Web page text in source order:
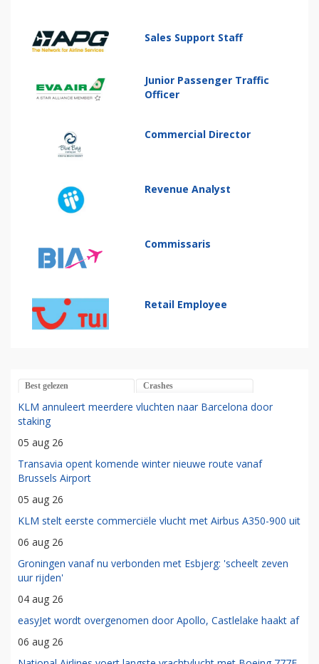
Sales Support Staff
Junior Passenger Traffic
Officer
Commercial Director
Revenue Analyst
Commissaris
Retail Employee
Best gelezen Crashes
KLM annuleert meerdere vluchten naar Barcelona door
staking
05 aug 26
Transavia opent komende winter nieuwe route vanaf
Brussels Airport
05 aug 26
KLM stelt eerste commerciële vlucht met Airbus A350-900 uit
06 aug 26
Groningen vanaf nu verbonden met Esbjerg: 'scheelt zeven
uur rijden'
04 aug 26
easyJet wordt overgenomen door Apollo, Castlelake haakt af
06 aug 26